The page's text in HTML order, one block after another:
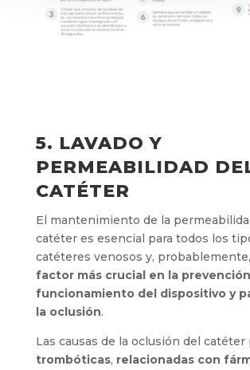
5. LAVADO Y
PERMEABILIDAD
CATÉTER
El mantenimiento de la
catéter es esencial para todos los
catéteres venosos y,
factor más crucial en la
funcionamiento del dispositivo y
la oclusión.
Las causas de la oclusión del
trombóticas, relacionadas con